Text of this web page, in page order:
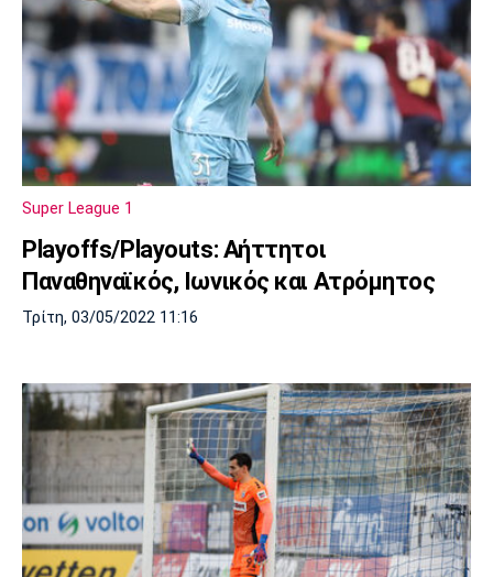
Super League 1
Playoffs/Playouts: Αήττητοι
Παναθηναϊκός, Ιωνικός και Ατρόμητος
Τρίτη, 03/05/2022 11:16